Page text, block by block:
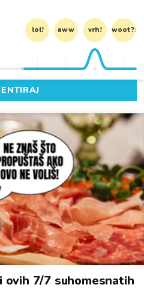
lol! aww vrh! woot?!
ovih 7/7 suhomesnatih